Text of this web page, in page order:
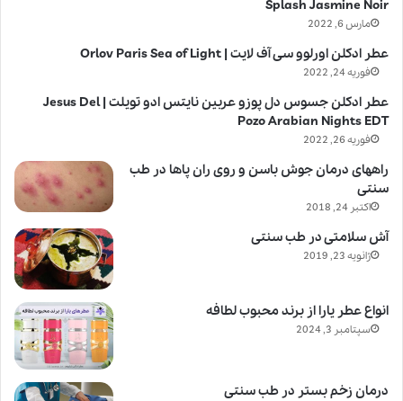
Splash Jasmine Noir
مارس 6, 2022
عطر ادکلن اورلوو سی آف لایت | Orlov Paris Sea of Light
فوریه 24, 2022
عطر ادکلن جسوس دل پوزو عربین نایتس ادو تویلت | Jesus Del
Pozo Arabian Nights EDT
فوریه 26, 2022
راههای درمان جوش باسن و روی ران پاها در طب
سنتی
اکتبر 24, 2018
آش سلامتی در طب سنتی
ژانویه 23, 2019
انواع عطر یارا از برند محبوب لطافه
سپتامبر 3, 2024
درمان زخم بستر در طب سنتی